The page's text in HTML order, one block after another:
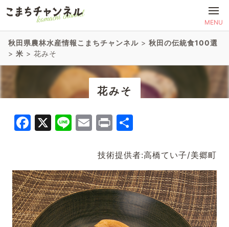
MENU
秋田県農林水産情報こまちチャンネル > 秋田の伝統食100選
> 米 > 花みそ
花みそ
Facebook
X LineEmail
Print
技術提供者:高橋てい子/美郷町